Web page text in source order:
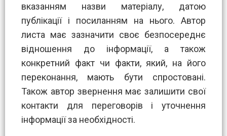
вказанням назви матеріалу, датою
публікації і посиланням на нього. Автор
листа має зазначити своє безпосереднє
відношення до інформації, а також
конкретний факт чи факти, який, на його
переконання, мають бути спростовані.
Також автор звернення має залишити свої
контакти для переговорів і уточнення
інформації за необхідності.